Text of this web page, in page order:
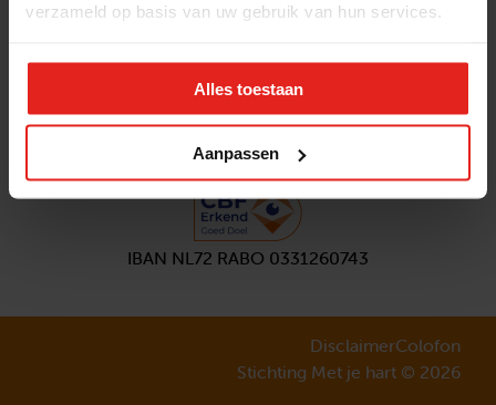
verzameld op basis van uw gebruik van hun services.
Alles toestaan
Aanpassen
IBAN NL72 RABO 0331260743
DisclaimerColofon
Stichting Met je hart © 2026